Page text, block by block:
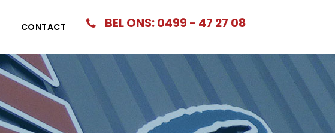
BEL ONS: 0499 - 47 27 08
CONTACT